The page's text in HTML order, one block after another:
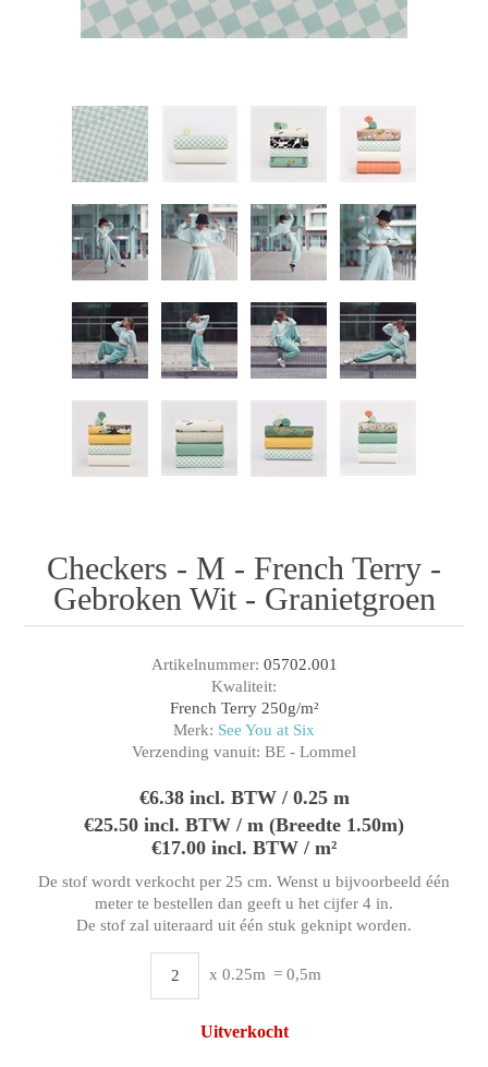
Checkers - M - French Terry -
Gebroken Wit - Granietgroen
Artikelnummer: 05702.001
Kwaliteit:
French Terry 250g/m²
Merk: See You at Six
Verzending vanuit: BE - Lommel
€6.38 incl. BTW / 0.25 m
€25.50 incl. BTW / m (Breedte 1.50m)
€17.00 incl. BTW / m²
De stof wordt verkocht per 25 cm. Wenst u bijvoorbeeld één
meter te bestellen dan geeft u het cijfer 4 in.
De stof zal uiteraard uit één stuk geknipt worden.
x 0.25m = 0,5m
Uitverkocht